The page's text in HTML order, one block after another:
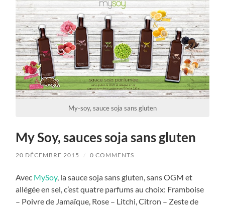
My-soy, sauce soja sans gluten
My Soy, sauces soja sans gluten
20 DÉCEMBRE 2015 / 0 COMMENTS
Avec MySoy, la sauce soja sans gluten, sans OGM et
allégée en sel, c’est quatre parfums au choix: Framboise
– Poivre de Jamaïque, Rose – Litchi, Citron – Zeste de